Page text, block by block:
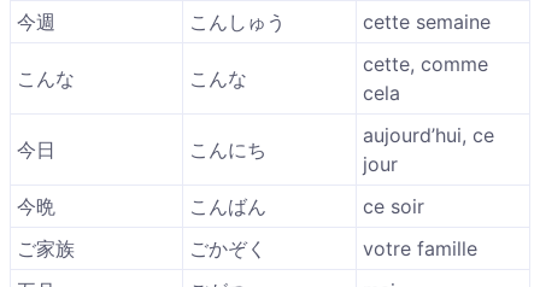
今週
こんしゅう cette semaine
こんな こんな
cette, comme
cela
今日 こんにち
aujourd’hui, ce
jour
今晩
こんばん
ce soir
ご家族
ごかぞく
votre famille